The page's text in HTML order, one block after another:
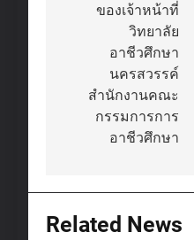
ของเจ้าหน้าที่
วิทยาลัย
อาชีวศึกษา
นครสวรรค์
สำนักงานคณะ
กรรมการการ
อาชีวศึกษา
Related News